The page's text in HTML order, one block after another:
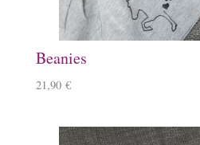
Beanies
21,90 €